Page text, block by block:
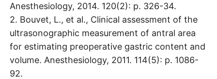
Anesthesiology, 2014. 120(2): p. 326-34.
2. Bouvet, L., et al., Clinical assessment of the
ultrasonographic measurement of antral area
for estimating preoperative gastric content and
volume. Anesthesiology, 2011. 114(5): p. 1086-
92.